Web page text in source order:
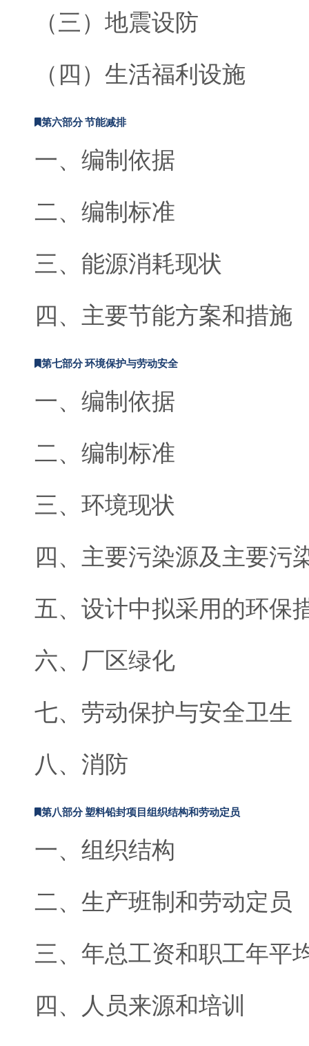
（三）地震设防
（四）生活福利设施
第六部分 节能减排
一、编制依据
二、编制标准
三、能源消耗现状
四、主要节能方案和措施
第七部分 环境保护与劳动安全
一、编制依据
二、编制标准
三、环境现状
四、主要污染源及主要污
五、设计中拟采用的环保
六、厂区绿化
七、劳动保护与安全卫生
八、消防
第八部分 塑料铅封项目组织结构和劳动定员
一、组织结构
二、生产班制和劳动定员
三、年总工资和职工年平
四、人员来源和培训